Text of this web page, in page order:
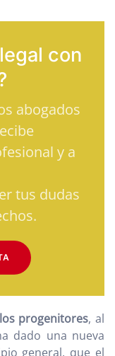
con
abogados
y a
tus dudas
progenitores, al
dado una nueva
general, que el